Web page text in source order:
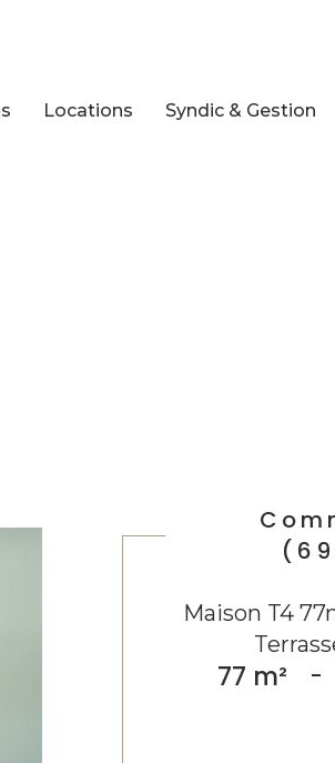
Locations Syndic & Gestion
Maison T4
77 m² -